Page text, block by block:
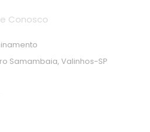
Conosco
Samambaia, Valinhos-SP